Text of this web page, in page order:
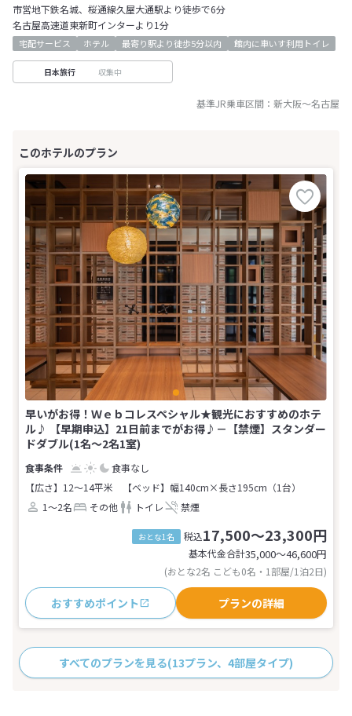
市営地下鉄名城、桜通線久屋大通駅より徒歩で6分
名古屋高速道東新町インターより1分
宅配サービス ホテル 最寄り駅より徒歩5分以内 館内に車いす利用トイレ
日本旅行 収集中
基準JR乗車区間： 新大阪～名古屋
早いがお得！Ｗｅｂコレスペシャル★観光におすすめのホテ
ル♪ 【早期申込】21日前までがお得♪－【禁煙】スタンダー
ドダブル(1名～2名1室)
食事なし
【広さ】12～14平米
【ベッド】幅140cm×長さ195cm（1台）
1～2名
その他 トイレ 禁煙
おとな1名 税込17,500～23,300円
基本代金合計35,000〜46,600円
(おとな2名 こども0名・1部屋/1泊2日)
おすすめポイント プランの詳細
すべてのプランを見る(13プラン、4部屋タイプ)